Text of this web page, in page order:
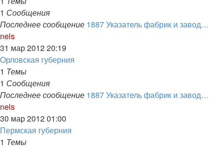
1 Сообщения
Последнее сообщение 1887 Указатель фабрик и завод…
nelsПерейти
к
последнему
сообщению
31 мар 2012 20:19
Орловская губерния
1 Темы
1 Сообщения
Последнее сообщение 1887 Указатель фабрик и завод…
nelsПерейти
к
последнему
сообщению
30 мар 2012 01:00
Пермская губерния
1 Темы